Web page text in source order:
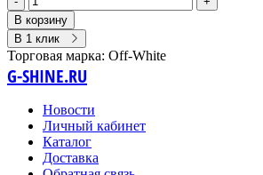
В корзину
В 1 клик
Торговая марка: Off-White
G-SHINE.RU
Новости
Личный кабинет
Каталог
Доставка